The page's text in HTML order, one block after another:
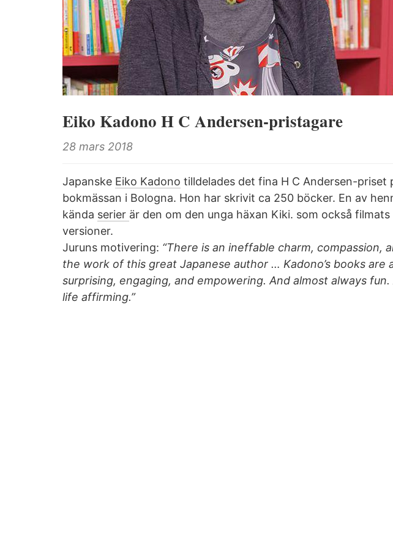
Eiko Kadono H C Andersen-pristagare
28 mars 2018
Japanske Eiko Kadono tilldelades det fina H C Andersen-priset
bokmässan i Bologna. Hon har skrivit ca 250 böcker. En av
kända serier är den om den unga häxan Kiki. som också filmats
versioner.
Juruns motivering: “There is an ineffable charm, compassion,
the work of this great Japanese author … Kadono’s books are
surprising, engaging, and empowering. And almost always fun.
life affirming.”